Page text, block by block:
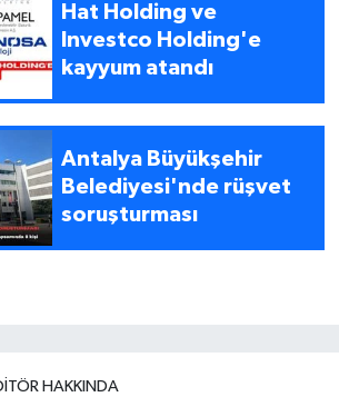
Hat Holding ve
Investco Holding'e
kayyum atandı
Antalya Büyükşehir
Belediyesi'nde rüşvet
soruşturması
HAKKINDA